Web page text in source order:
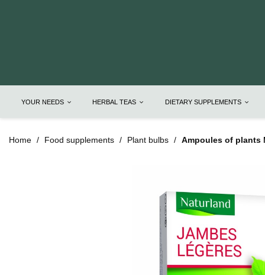
YOUR NEEDS HERBAL TEAS DIETARY SUPPLEMENTS
Home Food supplements Plant bulbs Ampoules of plants